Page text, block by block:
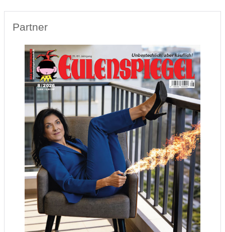
Partner